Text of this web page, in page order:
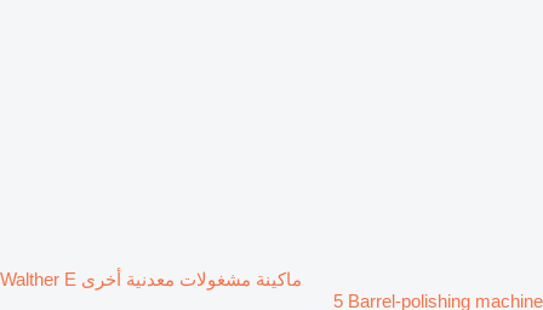
ماكينة مشغولات معدنية أخرى Walther E
5 Barrel-polishing machine